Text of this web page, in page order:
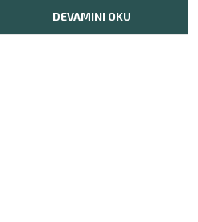
DEVAMINI OKU